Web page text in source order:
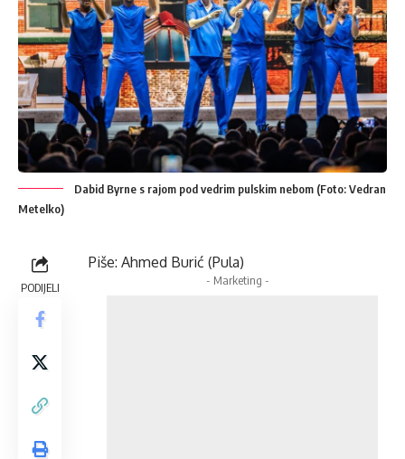
Dabid Byrne s rajom pod vedrim pulskim nebom (Foto: Vedran
Metelko)
PODIJELI
Piše: Ahmed Burić (Pula)
- Marketing -